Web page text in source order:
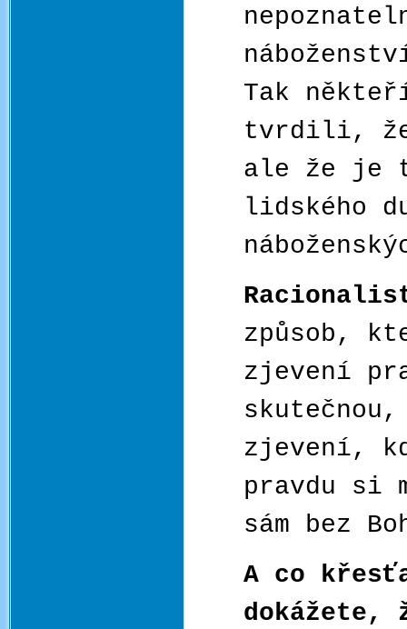
Tak
tvrdili, že
ale že je
lidského
způsob,
zjevení
zjevení,
pravdu si
sám bez
A co
dokážete,